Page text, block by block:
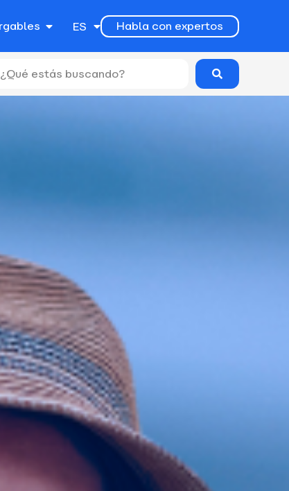
ES
PT
Habla con expertos